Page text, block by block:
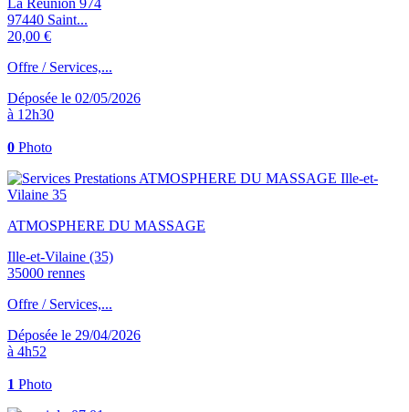
97440 Saint...
20,00 €
Offre / Services,...
Déposée le 02/05/2026
à 12h30
0 Photo
ATMOSPHERE DU MASSAGE
Ille-et-Vilaine (35)
35000 rennes
Offre / Services,...
Déposée le 29/04/2026
à 4h52
1 Photo